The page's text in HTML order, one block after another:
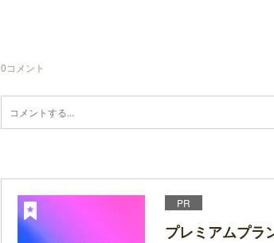
0コメント
PR
プレミアムプラ